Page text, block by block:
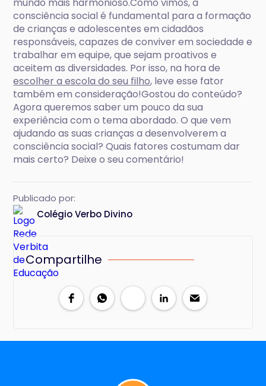
consciência social é fundamental para a formação
de crianças e adolescentes em cidadãos
responsáveis, capazes de conviver em sociedade e
trabalhar em equipe, que sejam proativos e
aceitem as diversidades. Por isso, na hora de
escolher a escola do seu filho, leve esse fator
também em consideração!Gostou do conteúdo?
Agora queremos saber um pouco da sua
experiência com o tema abordado. O que vem
ajudando as suas crianças a desenvolverem a
consciência social? Quais fatores costumam dar
mais certo? Deixe o seu comentário!
Publicado por:
Colégio Verbo Divino
Compartilhe